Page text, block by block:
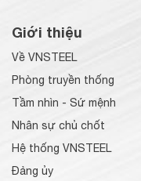
Giới thiệu
Về VNSTEEL
Phòng truyền thống
Tầm nhìn - Sứ mệnh
Nhân sự chủ chốt
Hệ thống VNSTEEL
Đảng ủy